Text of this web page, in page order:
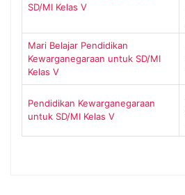
SD/MI Kelas V
Mari Belajar Pendidikan
Kewarganegaraan untuk SD/MI
Kelas V
Pendidikan Kewarganegaraan
untuk SD/MI Kelas V